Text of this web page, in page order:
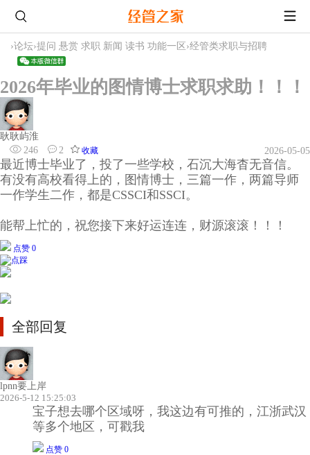
›论坛›提问 悬赏 求职 新闻 读书 功能一区 ›经管类求职与招聘
2026年毕业的图情博士求职求助！！！
耿耿屿淮
246
2 收藏 2026-05-05
最近博士毕业了，投了一些学校，石沉大海杳无音信。
有没有高校看得上的，图情博士，三篇一作，两篇导师
一作学生二作，都是CSSCI和SSCI。
能帮上忙的，祝您接下来好运连连，财源滚滚！！！
点赞 0
全部回复
lpnn要上岸
2026-5-12 15:25:03
宝子想去哪个区域呀，我这边有可推的，江浙武汉
等多个地区，可戳我
点赞 0